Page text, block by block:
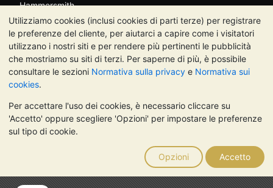
Utilizziamo cookies (inclusi cookies di parti terze) per registrare
le preferenze del cliente, per aiutarci a capire come i visitatori
utilizzano i nostri siti e per rendere più pertinenti le pubblicità
che mostriamo su siti di terzi. Per saperne di più, è possibile
consultare le sezioni Normativa sulla privacy e Normativa sui
cookies.
Per accettare l'uso dei cookies, è necessario cliccare su
'Accetto' oppure scegliere 'Opzioni' per impostare le preferenze
sul tipo di cookie.
Opzioni Accetto
Hammersmith
Londra
W6 8DA
Regno Unito
TrustScore 4.7 | 488 recensioni
NOTA BENE: Il valore dei metalli preziosi può diminuire o
aumentare, e i trend storici non sono predittori dell'andamento
futuro. Nulla di quanto contenuto nei siti web di BullionVault o
nelle sue comunicazioni costituisce una consulenza sugli
investimenti. Si consiglia di rivolgersi a un professionista per
stabilire se l'investimento in metalli preziosi è adatto alle proprie